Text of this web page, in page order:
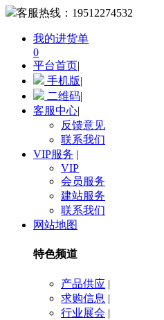
客服热线： 19512274532
我的进货单
0
平台首页|
手机版|
二维码|
客服中心|
反馈意见
联系我们
VIP服务 |
VIP
会员服务
建站服务
联系我们
网站地图
特色频道
产品供应 |
求购信息 |
行业展会 |